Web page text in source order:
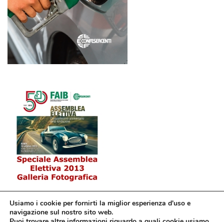
Usiamo i cookie per fornirti la miglior esperienza d'uso e
navigazione sul nostro sito web.